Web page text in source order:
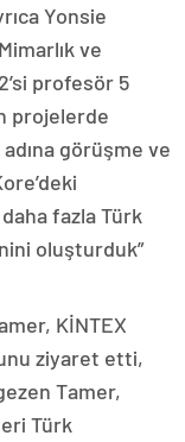
Yonsie
ve
profesör 5
projelerde
görüşme ve
fazla Türk
oluşturduk”
KİNTEX
ziyaret etti,
Tamer,
Türk